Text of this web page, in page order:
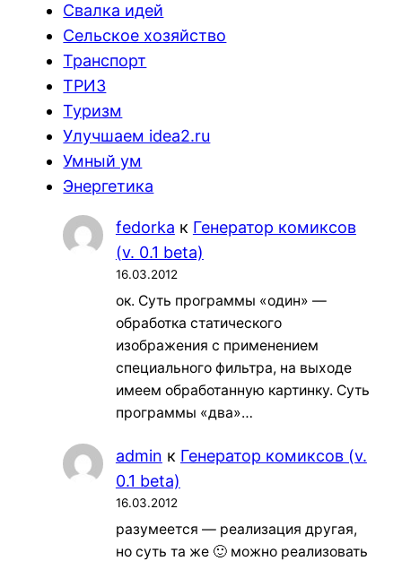
Свалка идей
Сельское хозяйство
Транспорт
ТРИЗ
Туризм
Улучшаем idea2.ru
Умный ум
Энергетика
fedorka к Генератор комиксов
(v. 0.1 beta)
16.03.2012
ок. Суть программы «один» —
обработка статического
изображения с применением
специального фильтра, на выходе
имеем обработанную картинку. Суть
программы «два»…
admin к Генератор комиксов (v.
0.1 beta)
16.03.2012
разумеется — реализация другая,
но суть та же 🙂 можно реализовать